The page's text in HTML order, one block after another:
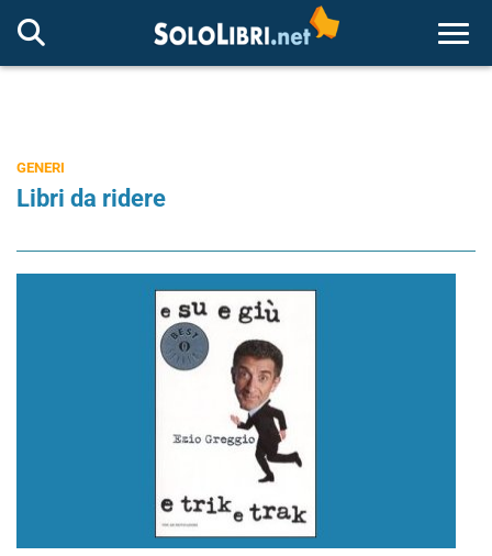
GENERI
Libri da ridere